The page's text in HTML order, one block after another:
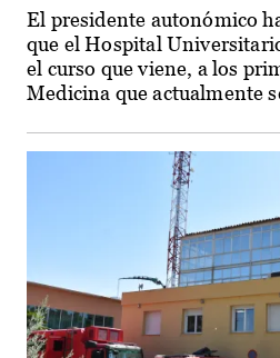
El presidente autonómico
que el Hospital
el curso que viene, a los
Medicina que actualmente